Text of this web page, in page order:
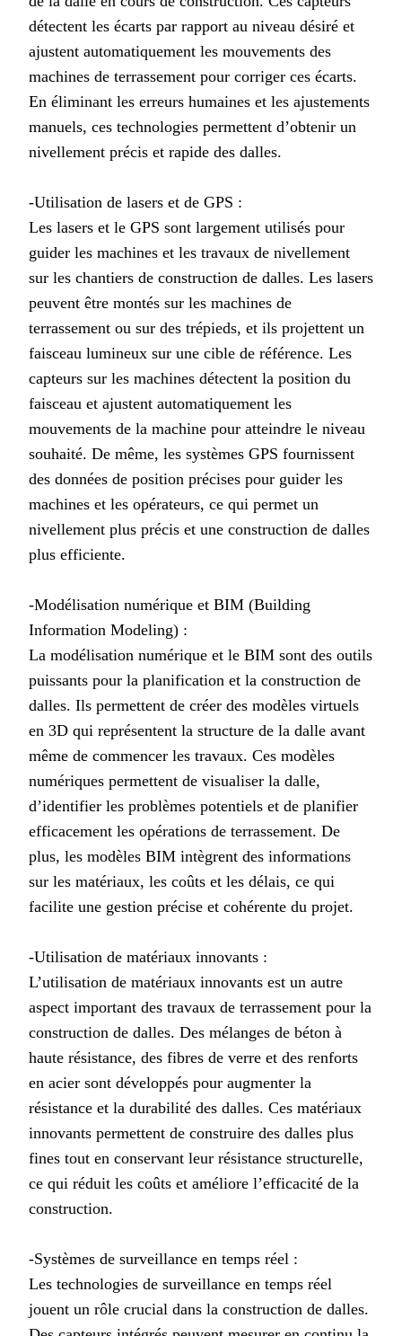
détectent les écarts par rapport au niveau désiré et
ajustent automatiquement les mouvements des
machines de terrassement pour corriger ces écarts.
En éliminant les erreurs humaines et les ajustements
manuels, ces technologies permettent d’obtenir un
nivellement précis et rapide des dalles.
-Utilisation de lasers et de GPS :
Les lasers et le GPS sont largement utilisés pour
guider les machines et les travaux de nivellement
sur les chantiers de construction de dalles. Les lasers
peuvent être montés sur les machines de
terrassement ou sur des trépieds, et ils projettent un
faisceau lumineux sur une cible de référence. Les
capteurs sur les machines détectent la position du
faisceau et ajustent automatiquement les
mouvements de la machine pour atteindre le niveau
souhaité. De même, les systèmes GPS fournissent
des données de position précises pour guider les
machines et les opérateurs, ce qui permet un
nivellement plus précis et une construction de dalles
plus efficiente.
-Modélisation numérique et BIM (Building
Information Modeling) :
La modélisation numérique et le BIM sont des outils
puissants pour la planification et la construction de
dalles. Ils permettent de créer des modèles virtuels
en 3D qui représentent la structure de la dalle avant
même de commencer les travaux. Ces modèles
numériques permettent de visualiser la dalle,
d’identifier les problèmes potentiels et de planifier
efficacement les opérations de terrassement. De
plus, les modèles BIM intègrent des informations
sur les matériaux, les coûts et les délais, ce qui
facilite une gestion précise et cohérente du projet.
-Utilisation de matériaux innovants :
L’utilisation de matériaux innovants est un autre
aspect important des travaux de terrassement pour la
construction de dalles. Des mélanges de béton à
haute résistance, des fibres de verre et des renforts
en acier sont développés pour augmenter la
résistance et la durabilité des dalles. Ces matériaux
innovants permettent de construire des dalles plus
fines tout en conservant leur résistance structurelle,
ce qui réduit les coûts et améliore l’efficacité de la
construction.
-Systèmes de surveillance en temps réel :
Les technologies de surveillance en temps réel
jouent un rôle crucial dans la construction de dalles.